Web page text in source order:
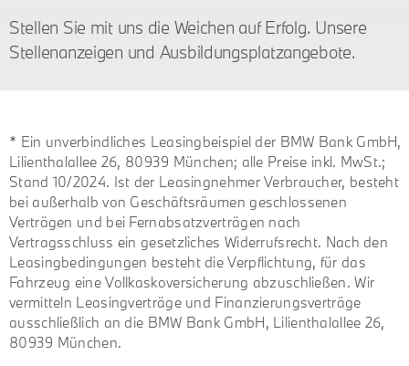
Stellen Sie mit uns die Weichen auf Erfolg. Unsere
Stellenanzeigen und Ausbildungsplatzangebote.
* Ein unverbindliches Leasingbeispiel der BMW Bank GmbH,
Lilienthalallee 26, 80939 München; alle Preise inkl. MwSt.;
Stand 10/2024. Ist der Leasingnehmer Verbraucher, besteht
bei außerhalb von Geschäftsräumen geschlossenen
Verträgen und bei Fernabsatzverträgen nach
Vertragsschluss ein gesetzliches Widerrufsrecht. Nach den
Leasingbedingungen besteht die Verpflichtung, für das
Fahrzeug eine Vollkaskoversicherung abzuschließen. Wir
vermitteln Leasingverträge und Finanzierungsverträge
ausschließlich an die BMW Bank GmbH, Lilienthalallee 26,
80939 München.